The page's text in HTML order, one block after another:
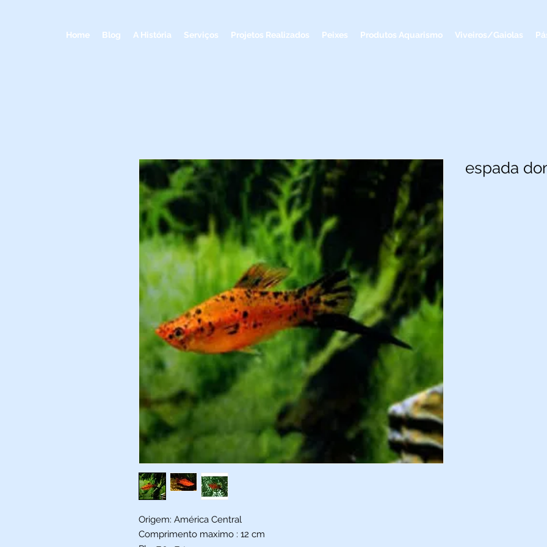
Home Blog A História Serviços Projetos Realizados Peixes Produtos Aquarismo Viveiros/Gaiolas
Origem: América Central
Comprimento maximo : 12 cm
espada